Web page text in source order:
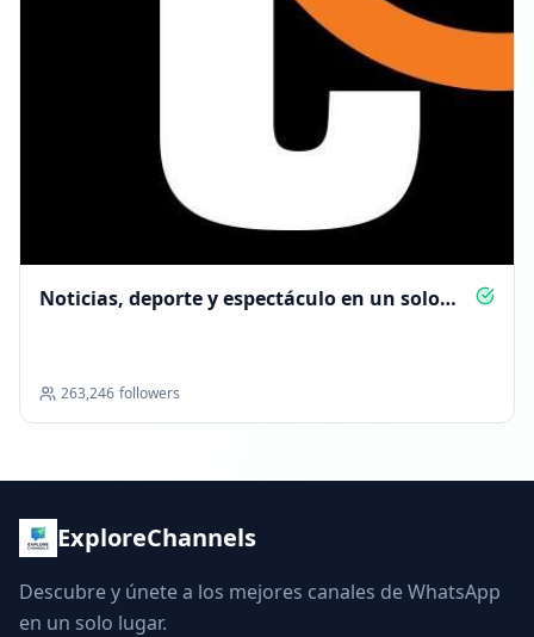
Noticias, deporte y espectáculo en un solo
263,246 followers
ExploreChannels
Descubre y únete a los mejores canales de WhatsApp
en un solo lugar.